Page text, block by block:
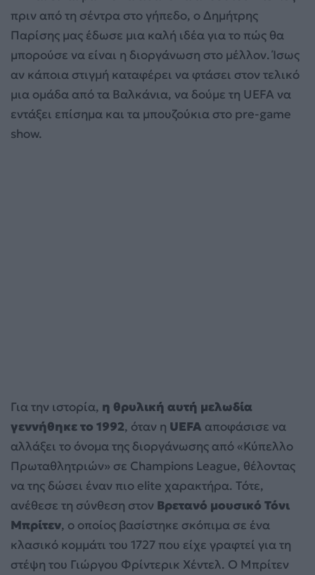
πριν από τη σέντρα στο γήπεδο, ο Δημήτρης
Παρίσης μας έδωσε μια καλή ιδέα για το πώς θα
μπορούσε να είναι η διοργάνωση στο μέλλον. Ίσως
αν κάποια στιγμή καταφέρει να φτάσει στον τελικό
μια ομάδα από τα Βαλκάνια, να δούμε τη UEFA να
εντάξει επίσημα και τα μπουζούκια στο pre-game
show.
Για την ιστορία, η θρυλική αυτή μελωδία
γεννήθηκε το 1992, όταν η UEFA αποφάσισε να
αλλάξει το όνομα της διοργάνωσης από «Κύπελλο
Πρωταθλητριών» σε Champions League, θέλοντας
να της δώσει έναν πιο elite χαρακτήρα. Τότε,
ανέθεσε τη σύνθεση στον Βρετανό μουσικό Τόνι
Μπρίτεν, ο οποίος βασίστηκε σκόπιμα σε ένα
κλασικό κομμάτι του 1727 που είχε γραφτεί για τη
στέψη του Γιώργου Φρίντερικ Χέντελ. Ο Μπρίτεν